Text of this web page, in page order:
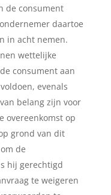
de consument
daartoe
in acht nemen.
wettelijke
consument aan
evenals
belang zijn voor
overeenkomst op
grond van dit
de
hij gerechtigd
te weigeren